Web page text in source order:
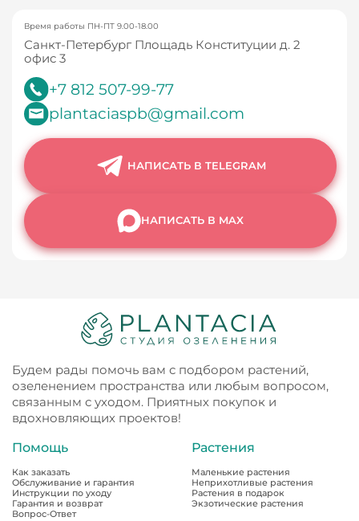
Время работы ПН-ПТ 9.00-18.00
Санкт-Петербург Площадь Конституции д. 2
офис 3
+7 812 507-99-77
plantaciaspb@gmail.com
НАПИСАТЬ В TELEGRAM
НАПИСАТЬ В MAX
Будем рады помочь вам с подбором растений,
озеленением пространства или любым вопросом,
связанным с уходом. Приятных покупок и
вдохновляющих проектов!
Помощь
Как заказать
Обслуживание и гарантия
Инструкции по уходу
Гарантия и возврат
Вопрос-Ответ
Растения
Маленькие растения
Неприхотливые растения
Растения в подарок
Экзотические растения